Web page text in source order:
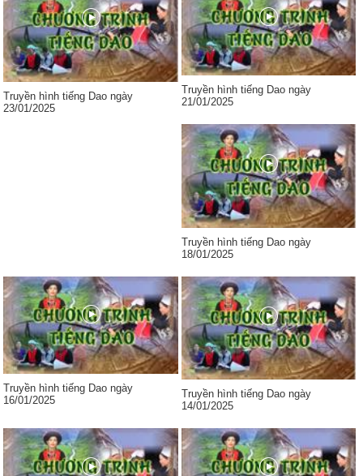
Truyền hình tiếng Dao ngày
23/01/2025
Truyền hình tiếng Dao ngày
21/01/2025
Truyền hình tiếng Dao ngày
18/01/2025
Truyền hình tiếng Dao ngày
16/01/2025
Truyền hình tiếng Dao ngày
14/01/2025